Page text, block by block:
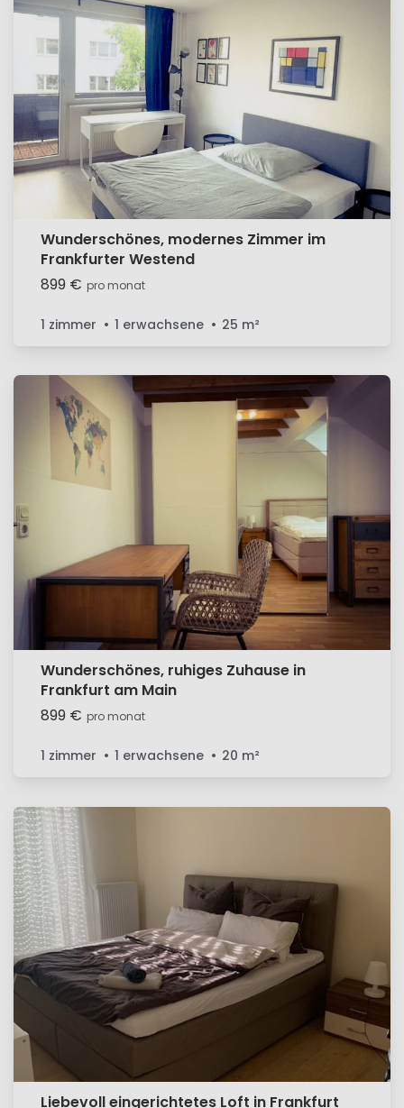
Wunderschönes, modernes Zimmer im
Frankfurter Westend
899 € pro monat
1 zimmer 1 erwachsene 25 m²
Wunderschönes, ruhiges Zuhause in
Frankfurt am Main
899 € pro monat
1 zimmer 1 erwachsene 20 m²
Liebevoll eingerichtetes Loft in Frankfurt